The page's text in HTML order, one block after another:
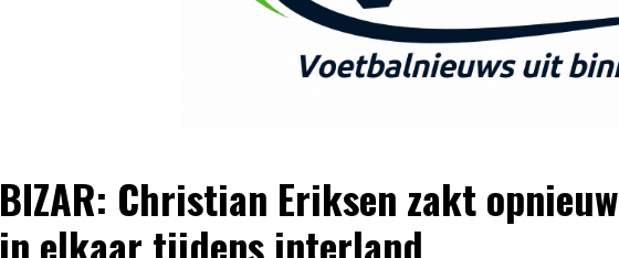
BIZAR: Christian Eriksen zakt opnieuw
in elkaar tijdens interland